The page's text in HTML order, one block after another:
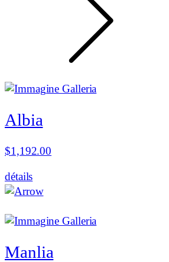
Albia
$1,192.00
détails
Manlia